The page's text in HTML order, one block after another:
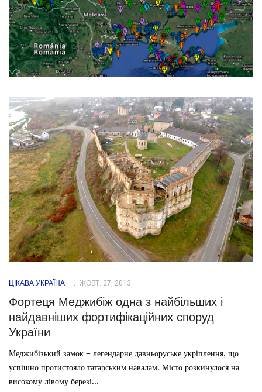
ЦІКАВА УКРАЇНА ЖОВТ. 27, 2013
Фортеця Меджибіж одна з найбільших і
найдавніших фортифікаційних споруд
України
Меджибізький замок – легендарне давньоруське укріплення, що
успішно протистояло татарським навалам. Місто розкинулося на
високому лівому березі...